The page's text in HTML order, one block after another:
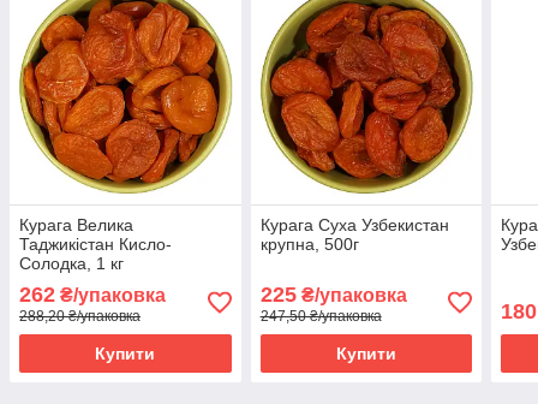
Курага Велика
Таджикістан Кисло-
Солодка, 1 кг
262 ₴/упаковка
288,20 ₴/упаковка
Купити
Курага Суха Узбекистан
крупна, 500г
225₴/упаковка
247,50 ₴/упаковка
Купити
180